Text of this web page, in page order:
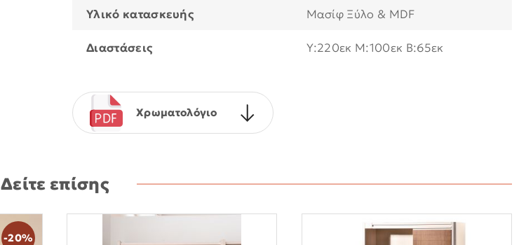
Υλικό κατασκευής Μασίφ Ξύλο & MDF
Διαστάσεις Υ:220εκ M:100εκ B:65εκ
Χρωματολόγιο
Δείτε επίσης
-20%